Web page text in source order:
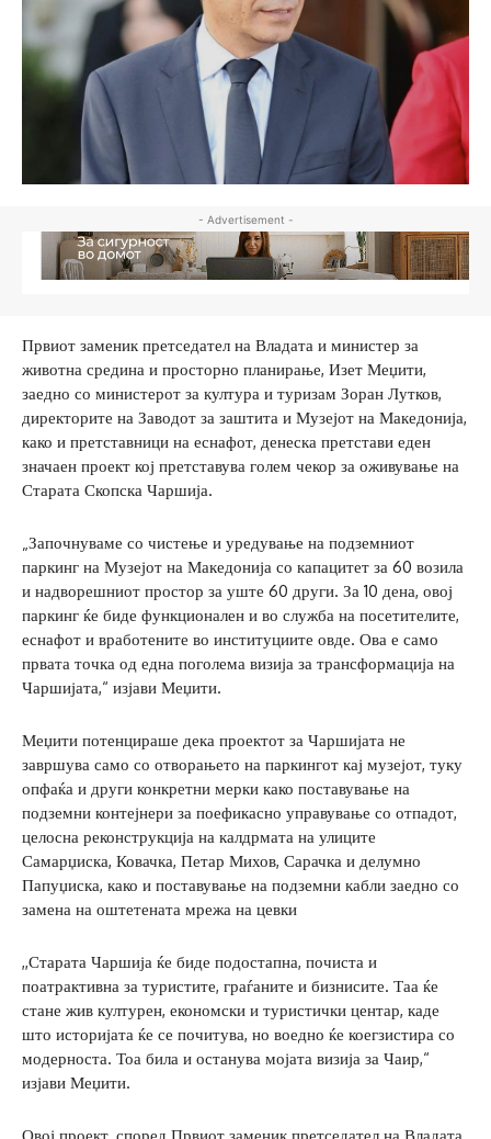
- Advertisement -
Првиот заменик претседател на Владата и министер за
животна средина и просторно планирање, Изет Меџити,
заедно со министерот за култура и туризам Зоран Лутков,
директорите на Заводот за заштита и Музејот на Македонија,
како и претставници на еснафот, денеска претстави еден
значаен проект кој претставува голем чекор за оживување на
Старата Скопска Чаршија.
„Започнуваме со чистење и уредување на подземниот
паркинг на Музејот на Македонија со капацитет за 60 возила
и надворешниот простор за уште 60 други. За 10 дена, овој
паркинг ќе биде функционален и во служба на посетителите,
еснафот и вработените во институциите овде. Ова е само
првата точка од една поголема визија за трансформација на
Чаршијата,“ изјави Меџити.
Меџити потенцираше дека проектот за Чаршијата не
завршува само со отворањето на паркингот кај музејот, туку
опфаќа и други конкретни мерки како поставување на
подземни контејнери за поефикасно управување со отпадот,
целосна реконструкција на калдрмата на улиците
Самарџиска, Ковачка, Петар Михов, Сарачка и делумно
Папуџиска, како и поставување на подземни кабли заедно со
замена на оштетената мрежа на цевки
,,Старата Чаршија ќе биде подостапна, почиста и
поатрактивна за туристите, граѓаните и бизнисите. Таа ќе
стане жив културен, економски и туристички центар, каде
што историјата ќе се почитува, но воедно ќе коегзистира со
модерноста. Тоа била и останува мојата визија за Чаир,“
изјави Меџити.